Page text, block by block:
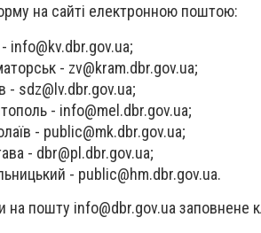
на сайті електронною поштою:
info@kv.dbr.gov.ua;
- zv@kram.dbr.gov.ua;
- sdz@lv.dbr.gov.ua;
- info@mel.dbr.gov.ua;
- public@mk.dbr.gov.ua;
- dbr@pl.dbr.gov.ua;
- public@hm.dbr.gov.ua.
на пошту info@dbr.gov.uaзаповнене